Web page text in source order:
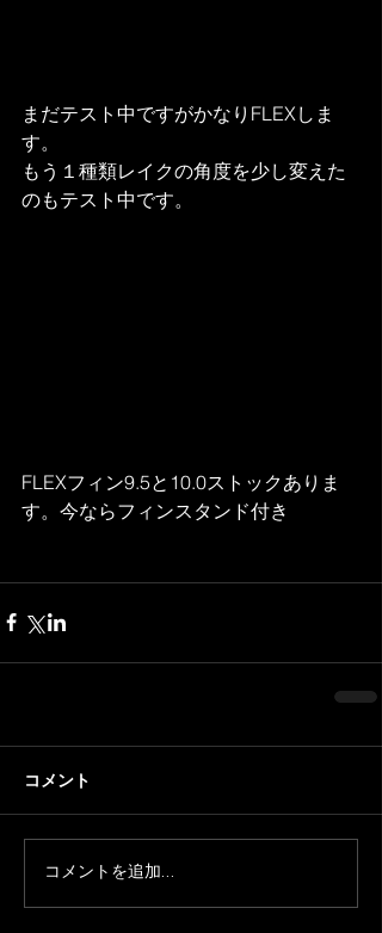
まだテスト中ですがかなりFLEXしま
す。
もう１種類レイクの角度を少し変えた
のもテスト中です。
FLEXフィン9.5と10.0ストックありま
す。今ならフィンスタンド付き
コメント
コメントを追加…